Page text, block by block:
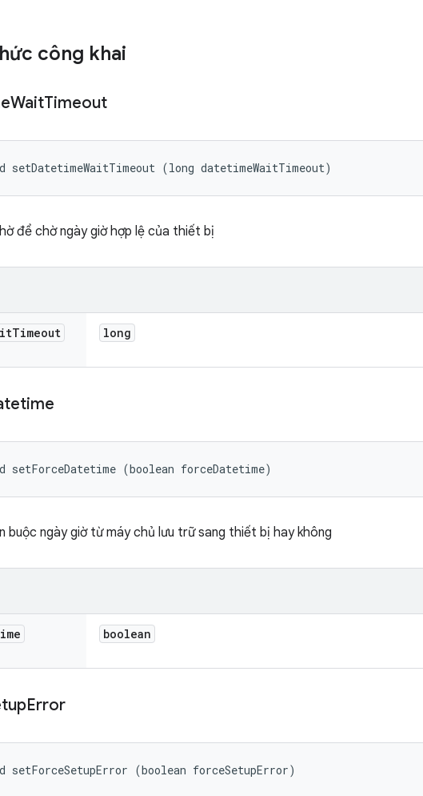
công khai
WaitTimeout
setDatetimeWaitTimeout (long datetimeWaitTimeout)
để chờ ngày giờ hợp lệ của thiết bị
Timeout long
setForceDatetime (boolean forceDatetime)
buộc ngày giờ từ máy chủ lưu trữ sang thiết bị hay không
boolean
Error
setForceSetupError (boolean forceSetupError)